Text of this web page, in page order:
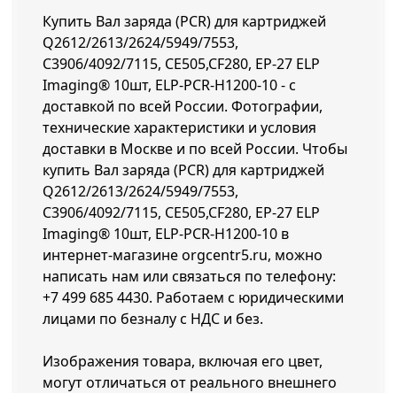
Купить Вал заряда (PCR) для картриджей
Q2612/2613/2624/5949/7553,
C3906/4092/7115, CE505,CF280, EP-27 ELP
Imaging® 10шт, ELP-PCR-H1200-10 - с
доставкой по всей России. Фотографии,
технические характеристики и условия
доставки в Москве и по всей России. Чтобы
купить Вал заряда (PCR) для картриджей
Q2612/2613/2624/5949/7553,
C3906/4092/7115, CE505,CF280, EP-27 ELP
Imaging® 10шт, ELP-PCR-H1200-10 в
интернет-магазине orgcentr5.ru, можно
написать нам или связаться по телефону:
+7 499 685 4430. Работаем с юридическими
лицами по безналу с НДС и без.
Изображения товара, включая его цвет,
могут отличаться от реального внешнего